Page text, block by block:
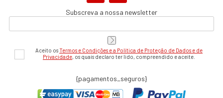
Subscreva a nossa newsletter
Aceito osTermos e Condições e a Política de Proteção de Dados e de
Privacidade, os quais declaro ter lido, compreendido e aceite.
{pagamentos_seguros}